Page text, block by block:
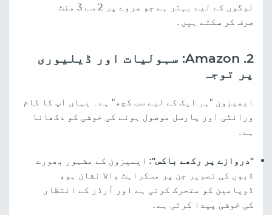
لوگوں کے لیے بہتر ہے جو سروے پر 2 سے 3 منٹ
صرف کر سکتے ہیں۔
2. Amazon: سہولیات اور ڈیلیوری
پر توجہ
ایمیزون "ہر ایک کے لیے سب کچھ" ہے۔ یہاں آپ کا کام
ورائٹی اور پارسل موصول ہونے کی خوشی کو دکھانا
ہے۔
"دروازے پر رکھے باکس": ایمیزون کے مشہور بھورے
ڈبوں کی تصویر جن پر مسکراہٹ والا نشان ہو،
ڈوپامین کو متحرک کرتی ہے اور آرڈر کے انتظار
کی خوشی پیدا کرتی ہے۔